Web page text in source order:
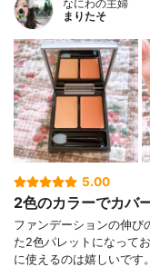
なにわの主婦
まりたそ
5.00
2色のカラーでカバ
ファンデーションの伸び
た2色パレットになって
に使えるのは嬉しいです